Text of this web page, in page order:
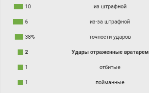
10 из штрафной
6 из-за штрафной
38% точности ударов
2 Удары отраженные вратарем
1 отбитые
1 пойманные